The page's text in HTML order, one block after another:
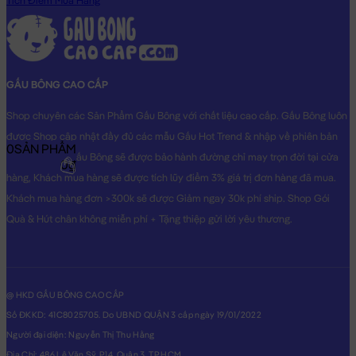
GẤU BÔNG CAO CẤP
Shop chuyên các Sản Phẩm Gấu Bông với chất liệu cao cấp. Gấu Bông luôn
được Shop cập nhật đầy đủ các mẫu Gấu Hot Trend & nhập về phiên bản
Original nhất. Gấu Bông sẽ được bảo hành đường chỉ may trọn đời tại cửa
hàng, Khách mua hàng sẽ được tích lũy điểm 3% giá trị đơn hàng đã mua.
Khách mua hàng đơn >300k sẽ được Giảm ngay 30k phí ship. Shop Gói
Quà & Hút chân không miễn phí + Tặng thiệp gửi lời yêu thương.
@ HKD GẤU BÔNG CAO CẤP
Số ĐKKD: 41C8025705. Do UBND QUẬN 3 cấp ngày 19/01/2022
Người đại diện: Nguyễn Thị Thu Hằng
0SẢN PHẨM
0₫